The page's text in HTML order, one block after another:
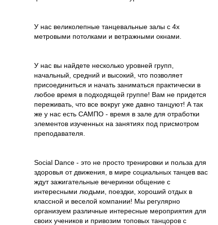
У нас великолепные танцевальные залы с 4х
метровыми потолками и ветражными окнами.
У нас вы найдете несколько уровней групп,
начальный, средний и высокий, что позволяет
присоединиться и начать заниматься практически в
любое время в подходящей группе! Вам не придется
переживать, что все вокруг уже давно танцуют! А так
же у нас есть САМПО - время в зале для отработки
элементов изученных на занятиях под присмотром
преподавателя.
Social Dance - это не просто тренировки и польза для
здоровья от движения, в мире социальных танцев вас
ждут зажигательные вечеринки общение с
интересными людьми, поездки, хороший отдых в
классной и веселой компании! Мы регулярно
организуем различные интересные мероприятия для
своих учеников и привозим топовых танцоров с